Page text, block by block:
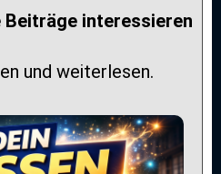
interessieren
und weiterlesen.